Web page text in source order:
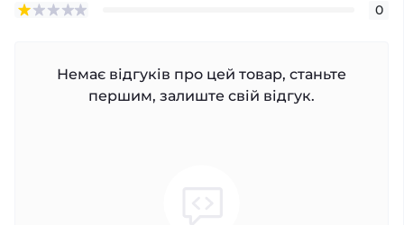
0
Немає відгуків про цей товар, станьте
першим, залиште свій відгук.